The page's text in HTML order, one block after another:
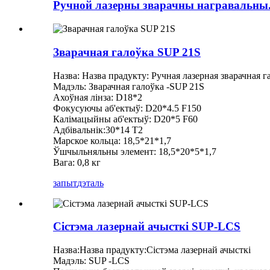
Ручной лазерны зварачны
Зварачная галоўка SUP 21S
Назва: Назва прадукту: Ручная лазерная зварачная
Мадэль: Зварачная галоўка -SUP 21S
Ахоўная лінза: D18*2
Фокусуючы аб'ектыў: D20*4.5 F150
Калімацыйны аб'ектыў: D20*5 F60
Адбівальнік:30*14 T2
Марское кольца: 18,5*21*1,7
Ўшчыльняльны элемент: 18,5*20*5*1,7
Вага: 0,8 кг
запытдэталь
Сістэма лазернай ачысткі SUP-LCS
Назва:Назва прадукту:Сістэма лазернай ачысткі
Мадэль: SUP -LCS